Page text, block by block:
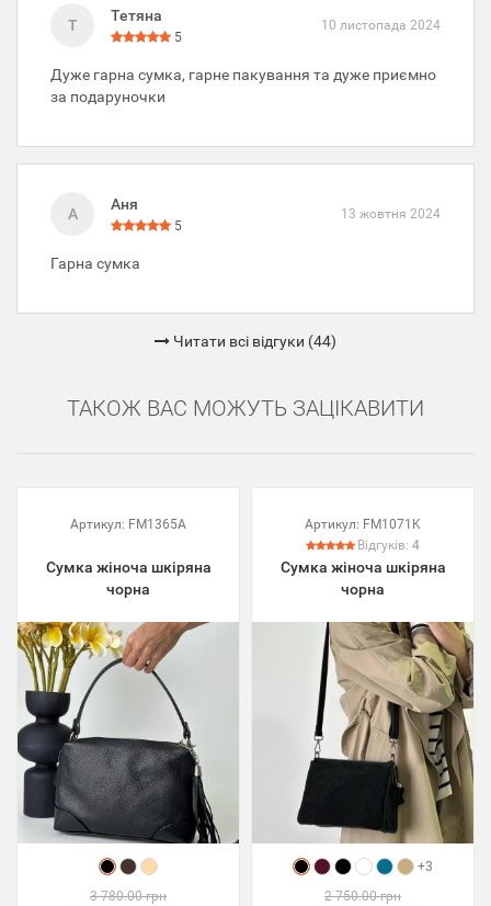
Т
Тетяна
5
10 листопада 2024
Дуже гарна сумка, гарне пакування та дуже приємно
за подаруночки
А
Аня
5
13 жовтня 2024
Гарна сумка
Читати всі відгуки (44)
ТАКОЖ ВАС МОЖУТЬ ЗАЦІКАВИТИ
Артикул: FM1365A
Сумка жіноча шкіряна
чорна
3 780.00 грн
Артикул: FM1071K
Відгуків: 4
Сумка жіноча шкіряна
чорна
+3
2 750.00 грн